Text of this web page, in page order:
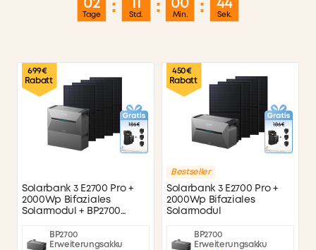
02
Tage : 11
Std. : 00
Min. : 43
Sek.
699€
Rabatt
Solarbank 3 E2700 Pro +
2000Wp Bifaziales
Solarmodul + BP2700
BP2700
Erweiterungsakku
450€
Rabatt
Bestseller
Solarbank 3 E2700 Pro +
2000Wp Bifaziales
Solarmodul
BP2700
Erweiterungsakku